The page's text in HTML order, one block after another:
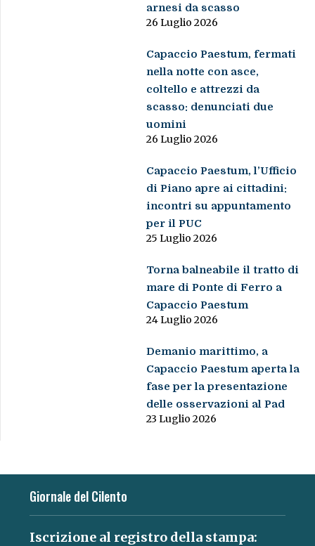
arnesi da scasso
26 Luglio 2026
Capaccio Paestum, fermati
nella notte con asce,
coltello e attrezzi da
scasso: denunciati due
uomini
26 Luglio 2026
Capaccio Paestum, l’Ufficio
di Piano apre ai cittadini:
incontri su appuntamento
per il PUC
25 Luglio 2026
Torna balneabile il tratto di
mare di Ponte di Ferro a
Capaccio Paestum
24 Luglio 2026
Demanio marittimo, a
Capaccio Paestum aperta la
fase per la presentazione
delle osservazioni al Pad
23 Luglio 2026
Giornale del Cilento
Iscrizione al registro della stampa: